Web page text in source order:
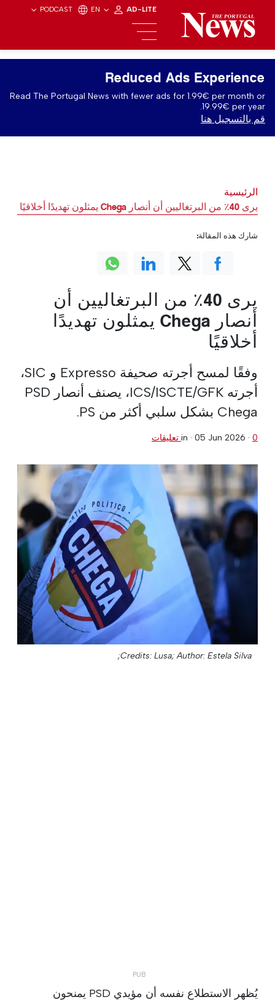
PODCAST EN AD-LITE
Reduced Ads Experience
Read The Portugal News with fewer ads for 1.99€ per month or
19.99€ per year.
قم بالتسجيل هنا
الرئيسية
يرى 40٪ من البرتغاليين أن أنصار Chega يمثلون تهديدًا أخلاقيًا
يرى 40٪ من البرتغاليين أن
أنصار Chega يمثلون تهديدًا
أخلاقيًا
وفقًا لمسح أجرته صحيفة Expresso و SIC،
أجرته ICS/ISCTE/GFK، يصنف أنصار PSD
Chega بشكل سلبي أكثر من PS.
in · 05 Jun 2026 · 0 تعليقات
Credits: Lusa; Author: Estela Silva;
يُظهر الاستطلاع نفسه أن مؤيدي PSD يمنحون
شارك هذه المقالة: